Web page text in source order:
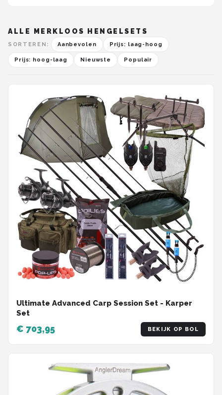
ALLE MERKLOOS HENGELSETS
SORTEREN: Aanbevolen Prijs: laag-hoog
Prijs: hoog-laag Nieuwste Populair
Ultimate Advanced Carp Session Set - Karper
Set
€ 703,95 BEKIJK OP BOL